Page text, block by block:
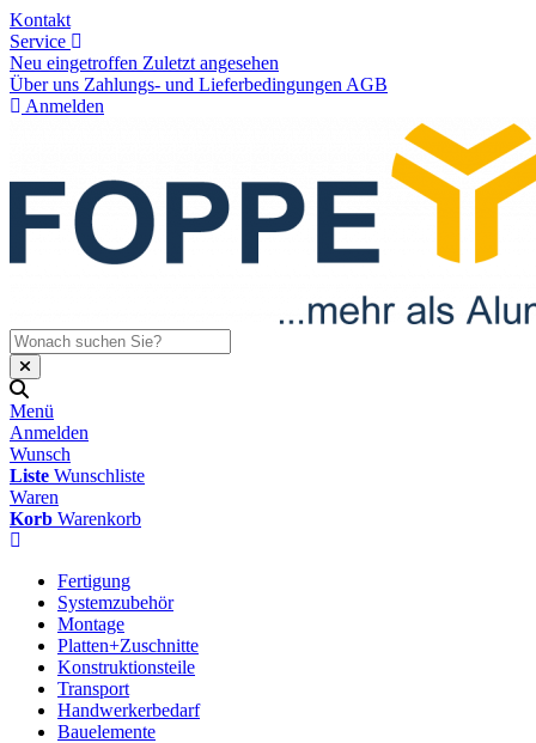
Kontakt
Service
Neu eingetroffen Zuletzt angesehen
Über uns Zahlungs- und Lieferbedingungen AGB
Anmelden
Menü
Anmelden
Wunsch
Liste Wunschliste
Waren
Korb Warenkorb
Fertigung
Systemzubehör
Montage
Platten+Zuschnitte
Konstruktionsteile
Transport
Handwerkerbedarf
Bauelemente